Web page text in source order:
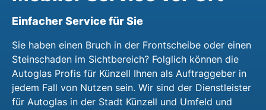
Einfacher Service für Sie
Sie haben einen Bruch in der Frontscheibe oder einen
Steinschaden im Sichtbereich? Folglich können die
Autoglas Profis für Künzell Ihnen als Auftraggeber in
jedem Fall von Nutzen sein. Wir sind der Dienstleister
für Autoglas in der Stadt Künzell und Umfeld und